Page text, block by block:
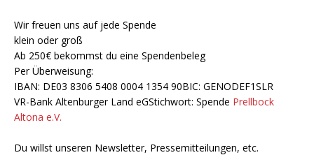
Wir freuen uns auf jede Spende
klein oder groß
Ab 250€ bekommst du eine Spendenbeleg
Per Überweisung:
IBAN: DE03 8306 5408 0004 1354 90BIC: GENODEF1SLR
VR-Bank Altenburger Land eGStichwort: Spende Prellbock
Altona e.V.
Du willst unseren Newsletter, Pressemitteilungen, etc.